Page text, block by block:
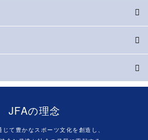
JFAの理念
て豊かなスポーツ文化を創造し、